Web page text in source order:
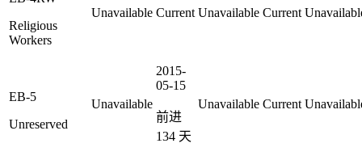
Religious
Workers
Unavailable Current Unavailable Current
EB-5
Unreserved
Unavailable
2015-
05-15
前进
134 天
Unavailable Current